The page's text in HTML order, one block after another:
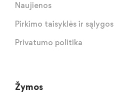
Naujienos
Pirkimo taisyklės ir sąlygos
Privatumo politika
Žymos